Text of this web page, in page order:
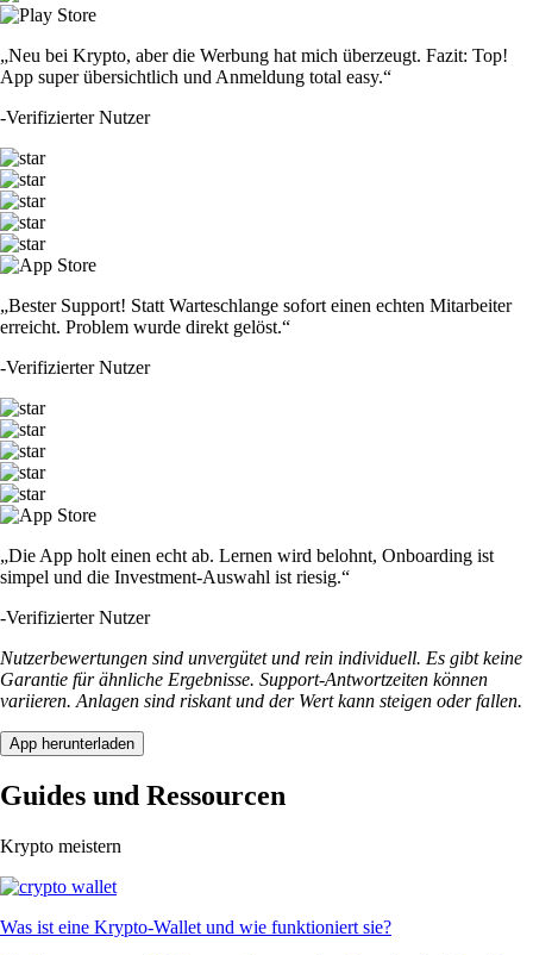
„Neu bei Krypto, aber die Werbung hat mich überzeugt. Fazit: Top!
App super übersichtlich und Anmeldung total easy.“
-Verifizierter Nutzer
„Bester Support! Statt Warteschlange sofort einen echten Mitarbeiter
erreicht. Problem wurde direkt gelöst.“
-Verifizierter Nutzer
„Die App holt einen echt ab. Lernen wird belohnt, Onboarding ist
simpel und die Investment-Auswahl ist riesig.“
-Verifizierter Nutzer
Nutzerbewertungen sind unvergütet und rein individuell. Es gibt keine
Garantie für ähnliche Ergebnisse. Support-Antwortzeiten können
variieren. Anlagen sind riskant und der Wert kann steigen oder fallen.
App herunterladen
Guides und Ressourcen
Krypto meistern
Was ist eine Krypto-Wallet und wie funktioniert sie?